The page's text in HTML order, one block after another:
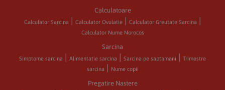
Calculatoare
Calculator Sarcina Calculator Ovulatie
Calculator Greutate Sarcina
Calculator Nume Norocos
Sarcina
Simptome sarcina Alimentatie sarcina Sarcina pe saptamani
Trimestre
sarcina
Nume copii
Pregatire Nastere